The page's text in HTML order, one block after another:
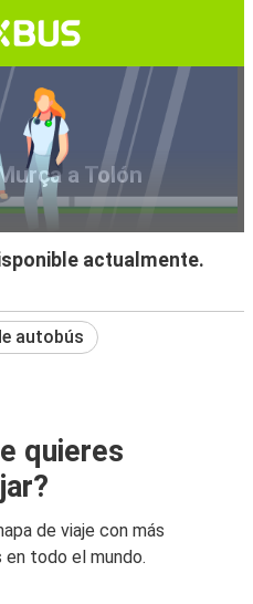
a Tolón
actualmente.
autobús
quieres
de viaje con más
todo el mundo.